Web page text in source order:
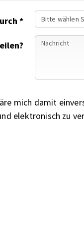
Auf uns wurden Sie aufmerksam durch * Bitte wählen
mich damit
elektronisch zu